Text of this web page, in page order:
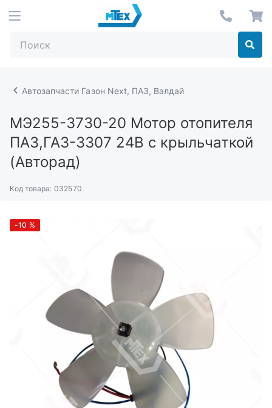
Автозапчасти Газон Next, ПАЗ, Валдай
МЭ255-3730-20 Мотор отопителя
ПАЗ,ГАЗ-3307 24В с крыльчаткой
(Авторад)
Код товара: 032570
-10 %